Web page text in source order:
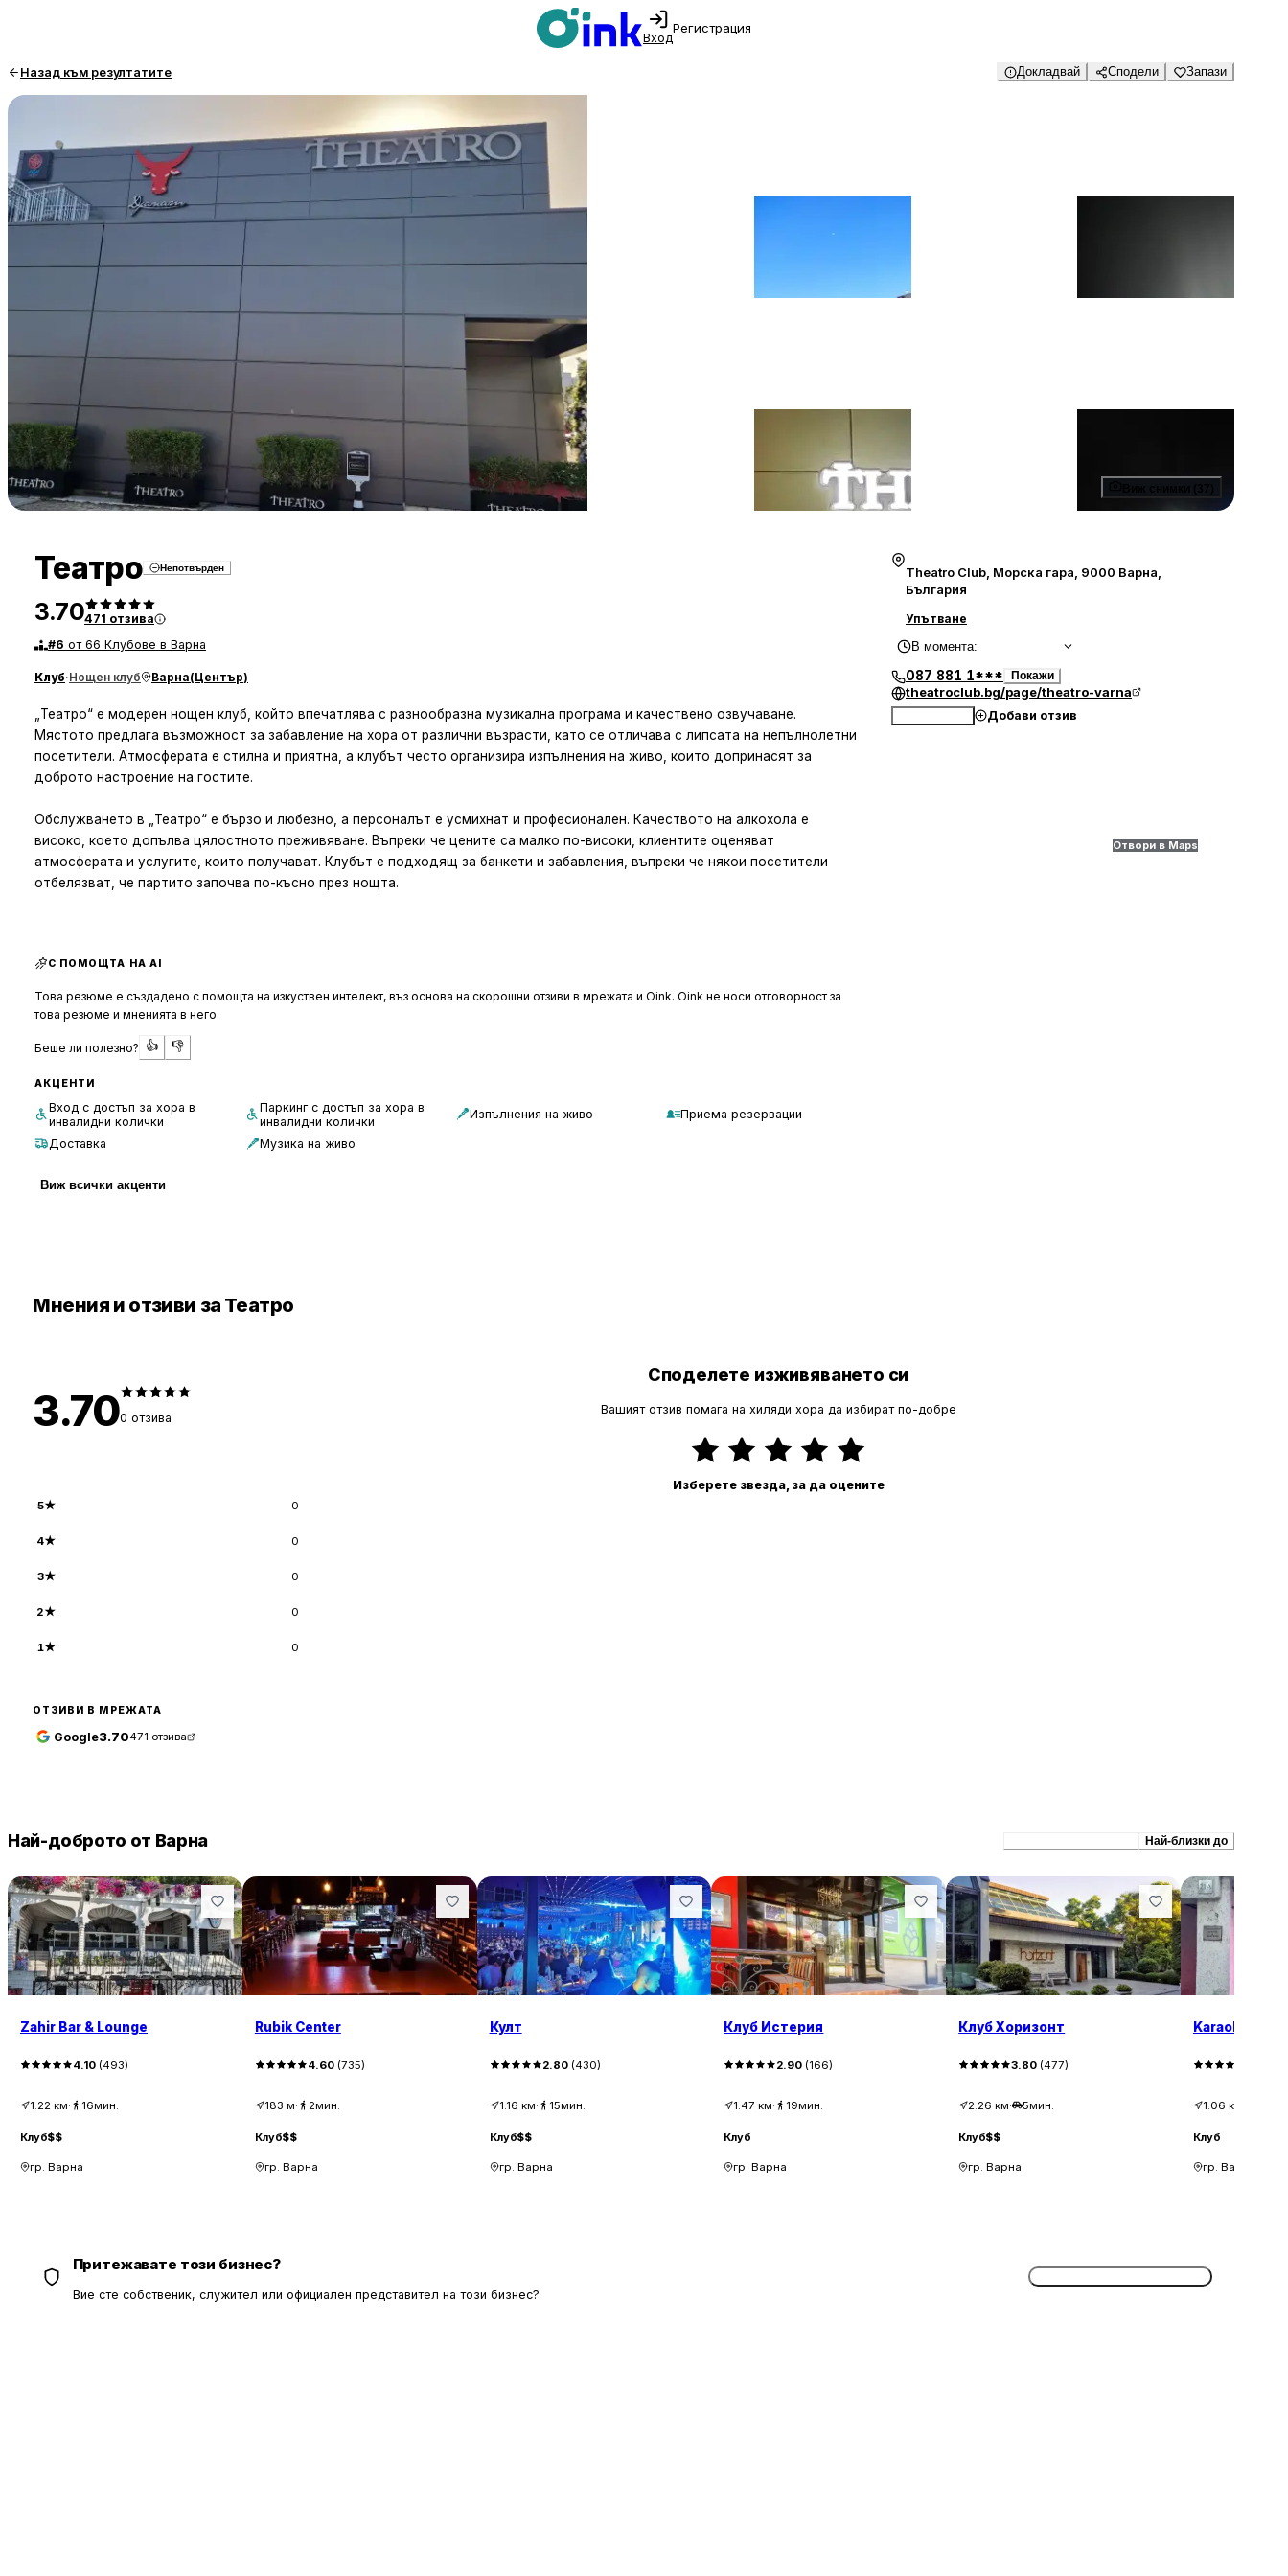
Вход
Регистрация
Назад към резултатите Докладвай Сподели Запази
Виж снимки (37)
Театро Непотвърден
3.70471 отзива
#6 от 66 Клубове в Варна
Клуб·Нощен клуб Варна(Център)
„Театро“ е модерен нощен клуб, който впечатлява с разнообразна музикална програма и качествено озвучаване.
Мястото предлага възможност за забавление на хора от различни възрасти, като се отличава с липсата на непълнолетни
посетители. Атмосферата е стилна и приятна, а клубът често организира изпълнения на живо, които допринасят за
доброто настроение на гостите.
Обслужването в „Театро“ е бързо и любезно, а персоналът е усмихнат и професионален. Качеството на алкохола е
високо, което допълва цялостното преживяване. Въпреки че цените са малко по-високи, клиентите оценяват
атмосферата и услугите, които получават. Клубът е подходящ за банкети и забавления, въпреки че някои посетители
отбелязват, че партито започва по-късно през нощта.
С ПОМОЩТА НА AI
Това резюме е създадено с помощта на изкуствен интелект, въз основа на скорошни отзиви в мрежата и Oink. Oink не носи отговорност за
това резюме и мненията в него.
Беше ли полезно? 👍 👎
АКЦЕНТИ
Вход с достъп за хора в
инвалидни колички
Паркинг с достъп за хора в
инвалидни колички
Изпълнения на живо Приема резервации
Доставка Музика на живо
Виж всички акценти
Theatro Club, Морска гара, 9000 Варна,
България
Упътване
В момента:
087 881 1*** Покажи
theatroclub.bg/page/theatro-varna
Добави отзив
Отвори в Maps
Мнения и отзиви за Театро
3.700 отзива
5★ 0
4★ 0
3★ 0
2★ 0
1★ 0
ОТЗИВИ В МРЕЖАТА
Google3.70471 отзива
Споделете изживяването си
Вашият отзив помага на хиляди хора да избират по-добре
Изберете звезда, за да оцените
Най-доброто от Варна Най-близки до
Zahir Bar & Lounge
4.10 (493)
1.22 км· 16мин.
Клуб$$
гр. Варна
Rubik Center
4.60(735)
183 м· 2мин.
Клуб$$
гр. Варна
Култ
2.80(430)
1.16 км· 15мин.
Клуб$$
гр. Варна
Клуб Истерия
2.90 (166)
1.47 км· 19мин.
Клуб
гр. Варна
Клуб Хоризонт
3.80 (477)
2.26 км· 5мин.
Клуб$$
гр. Варна
Karaoke &
1.06 км
Клуб
гр. Варна
Притежавате този бизнес?
Вие сте собственик, служител или официален представител на този бизнес?